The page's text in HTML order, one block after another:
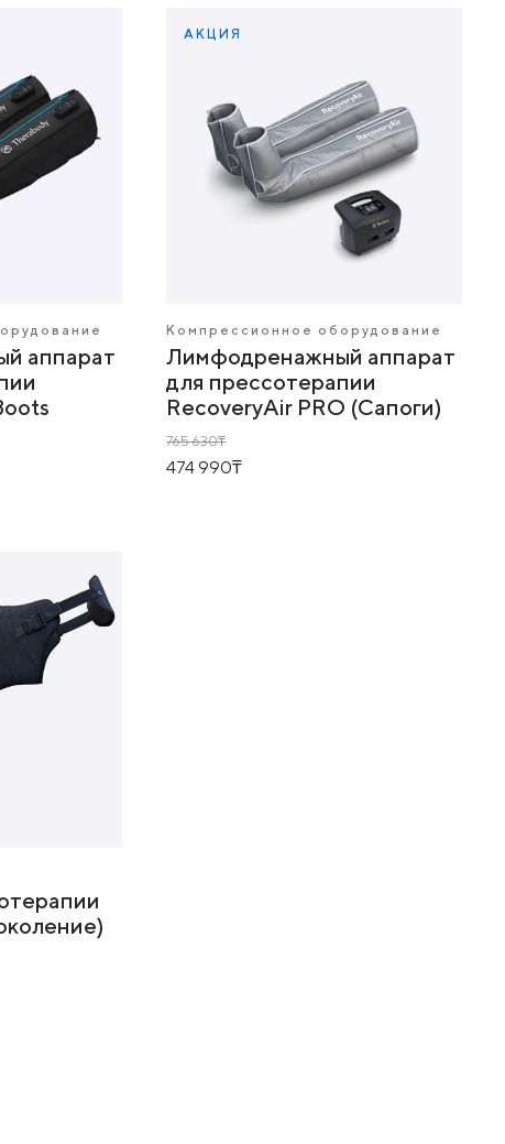
аппарат
АКЦИЯ
Компрессионное оборудование
Лимфодренажный аппарат
для прессотерапии
RecoveryAir PRO (Сапоги)
765 630
474 990